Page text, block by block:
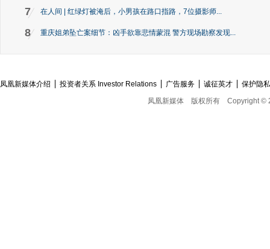
7 在人间 | 红绿灯被淹后，小男孩在路口指路，7位摄影师...
8 重庆姐弟坠亡案细节：凶手欲靠悲情蒙混 警方现场勘察发现...
凤凰新媒体介绍 投资者关系 Investor Relations 广告服务 诚征英才
保护隐
凤凰新媒体
版权所有 Copyright ©